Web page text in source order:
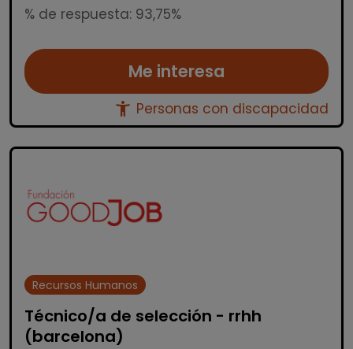
% de respuesta: 93,75%
Me interesa
accessibility_new Personas con discapacidad
Recursos Humanos
Técnico/a de selección - rrhh
(barcelona)